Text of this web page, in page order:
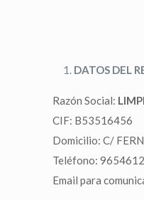
DATOS DEL
Razón Social:
CIF: B53516456
Domicilio: C/
Teléfono:
Email para